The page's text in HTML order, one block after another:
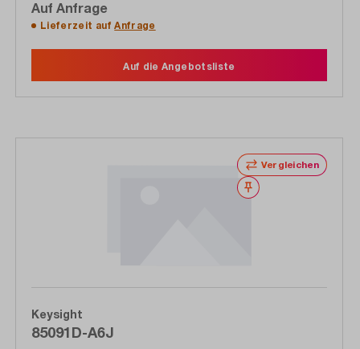
Auf Anfrage
Lieferzeit aufAnfrage
Auf die Angebotsliste
Vergleichen
Merken
Keysight
85091D-A6J